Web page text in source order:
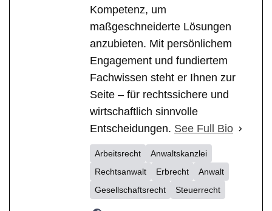
Kompetenz, um
maßgeschneiderte Lösungen
anzubieten. Mit persönlichem
Engagement und fundiertem
Fachwissen steht er Ihnen zur
Seite – für rechtssichere und
wirtschaftlich sinnvolle
Entscheidungen. See Full Bio
Arbeitsrecht
Anwaltskanzlei
Rechtsanwalt
Erbrecht
Anwalt
Gesellschaftsrecht
Steuerrecht